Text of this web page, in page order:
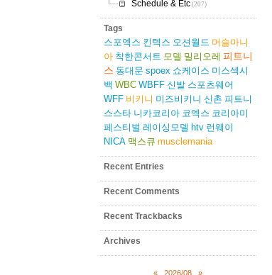
Schedule & Etc(207)
Tags
스포엑스 킨텍스 오션월드 머슬마니
아 착한콘서트 모델 밀리오레 피트니
스 동대문 spoex 쇼케이스 미스섹시
백 WBC WBFF 신발 스포츠웨어
WFF 비키니 미즈비키니 신촌 피트니
스스타 니카코리아 코엑스 코리아미
페스티벌 레이싱모델 htv 런웨이
NICA 맥스큐 musclemania
Recent Entries
Recent Comments
Recent Trackbacks
Archives
« 2026/08 »